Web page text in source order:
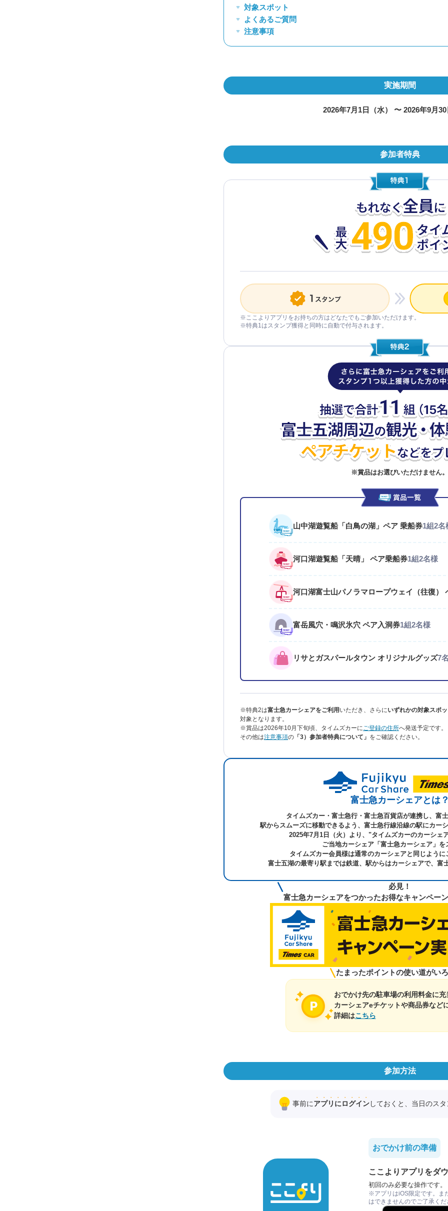
︎対象スポット
よくあるご質問
︎注意事項
実施期間
2026年7月1日（水） 〜 2026年9月
︎参加者特典
※ここよりアプリをお持ちの方はどなたでもご参加いただけます。
※特典1はスタンプ獲得と同時に自動で付与されます。
※賞品はお選びいただけません。
山中湖遊覧船「白鳥の湖」ペア 乗船券1組2名
河口湖遊覧船「天晴」 ペア乗船券1組2名様
河口湖富士山パノラマロープウェイ（往復）
富岳風穴・鳴沢氷穴 ペア入洞券1組2名様
リサとガスパールタウン オリジナルグッズ7
※特典2は富士急カーシェアをご利用 いただき、さらにいずれかの対象スポ
対象となります。
※賞品は2026年10月下旬頃、タイムズカーにご登録の住所へ発送予定です。
その他は注意事項の 「3）参加者特典について」 をご確認ください。
富士急カーシェアとは
タイムズカー・富士急行・富士急百貨店が連携し、富
駅からスムーズに移動できるよう、富士急行線沿線の駅にカー
2025年7月1日（火）より、"タイムズカーのカーシェ
ご当地カーシェア「富士急カーシェア」を
タイムズカー会員様は通常のカーシェアと同じよう
富士五湖の最寄り駅までは鉄道、駅からはカーシェアで、富
必見！
富士急カーシェアをつかったお得なキャンペー
たまったポイントの使い道がい
おでかけ先の駐車場の利用料金に充
カーシェアeチケットや商品券など
詳細はこちら
参加方法
事前にアプリ にログインしておくと、当日のス
おでかけ前の準備
ここよりアプリをダ
初回のみ必要な操作です。
※アプリはiOS限定です。ま
はできませんのでご了承く